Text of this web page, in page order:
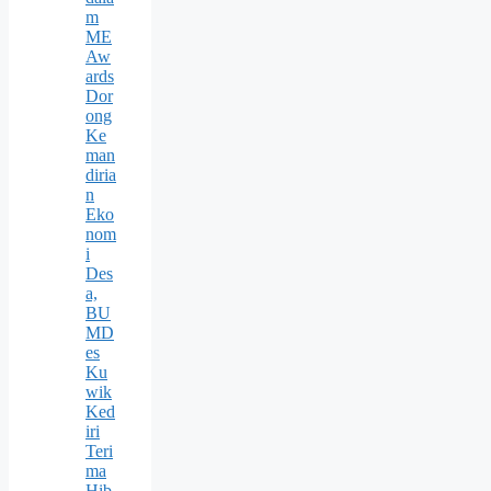
m
ME
Aw
ards
Dor
ong
Ke
man
diria
n
Eko
nom
i
Des
a,
BU
MD
es
Ku
wik
Ked
iri
Teri
ma